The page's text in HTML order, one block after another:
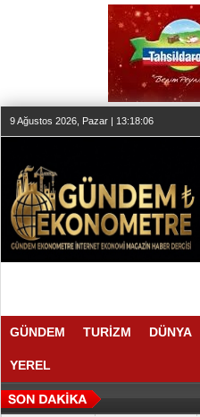
9 Ağustos 2026, Pazar | 13:18:07
GÜNDEM TURİZM DÜNYA
YEREL